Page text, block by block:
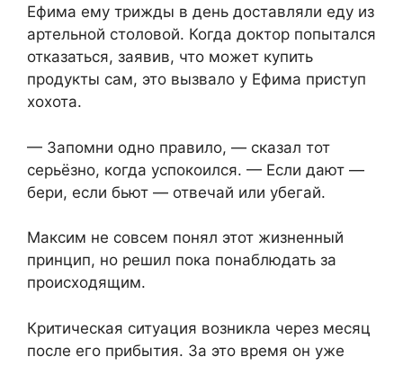
Ефима ему трижды в день доставляли еду из
артельной столовой. Когда доктор попытался
отказаться, заявив, что может купить
продукты сам, это вызвало у Ефима приступ
хохота.
— Запомни одно правило, — сказал тот
серьёзно, когда успокоился. — Если дают —
бери, если бьют — отвечай или убегай.
Максим не совсем понял этот жизненный
принцип, но решил пока понаблюдать за
происходящим.
Критическая ситуация возникла через месяц
после его прибытия. За это время он уже